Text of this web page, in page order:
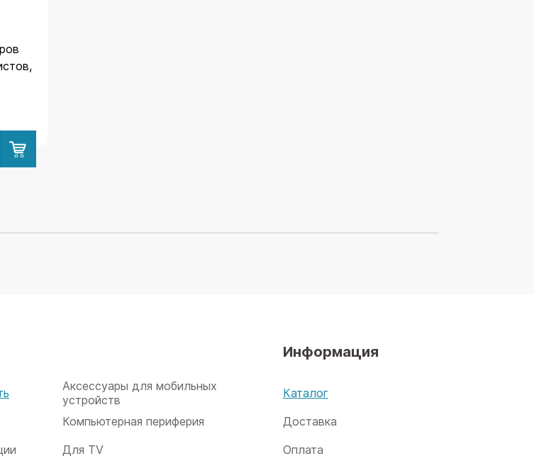
Аксессуары для мобильных
устройств
Компьютерная периферия
Для TV
Информация
Каталог
Доставка
Оплата